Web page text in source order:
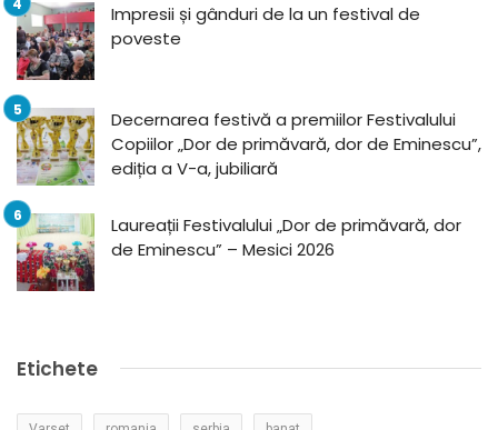
Impresii și gânduri de la un festival de
poveste
Decernarea festivă a premiilor Festivalului
Copiilor „Dor de primăvară, dor de Eminescu”,
ediția a V-a, jubiliară
Laureații Festivalului „Dor de primăvară, dor
de Eminescu” – Mesici 2026
Etichete